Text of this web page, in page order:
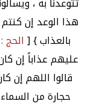
هذا الوعد إن
بالعذاب } [الحج : 47
عليهم عذاباً إن
قالوا اللهم إن
حجارة من